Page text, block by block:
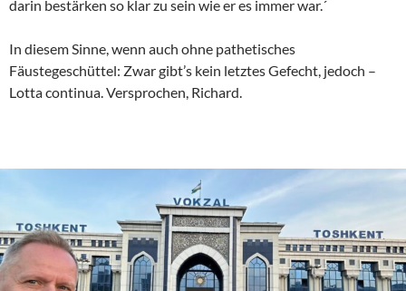
darin bestärken so klar zu sein wie er es immer war.´
In diesem Sinne, wenn auch ohne pathetisches
Fäustegeschüttel: Zwar gibt’s kein letztes Gefecht, jedoch –
Lotta continua. Versprochen, Richard.